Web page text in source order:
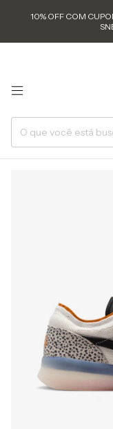
10% OFF COM